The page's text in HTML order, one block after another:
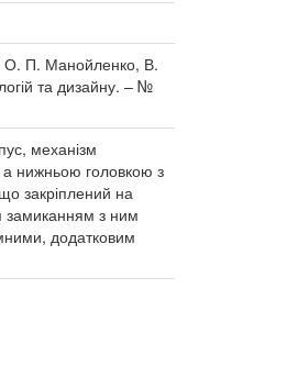
/ О. П. Манойленко, В.
та дизайну. – №
механізм
нижньою головкою з
закріплений на
замиканням з ним
додатковим